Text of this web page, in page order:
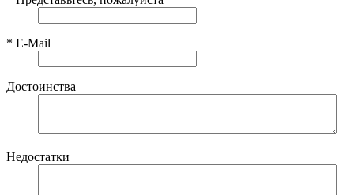
* E-Mail
Достоинства
Недостатки